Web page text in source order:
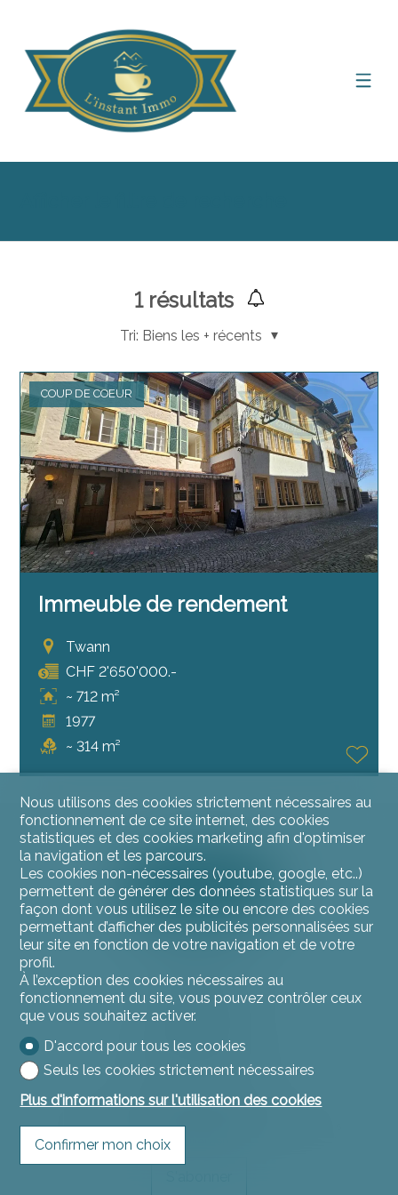
1résultats
Tri: Biens les + récents
COUP DE COEUR
Immeuble de rendement
Twann
CHF 2'650'000.-
~ 712 m²
1977
~ 314 m²
L'instant Immo
Rue du Jura 11
2900 Porrentruy
Tél. 032 466 53 53
Restez connecté
Ne laissez aucun bien vous échapper, inscrivez-vous
gratuitement.
Nous utilisons des cookies strictement nécessaires au
fonctionnement de ce site internet, des cookies
statistiques et des cookies marketing afin d'optimiser
la navigation et les parcours.
Les cookies non-nécessaires (youtube, google, etc..)
permettent de générer des données statistiques sur la
façon dont vous utilisez le site ou encore des cookies
permettant d’afficher des publicités personnalisées sur
leur site en fonction de votre navigation et de votre
profil.
À l’exception des cookies nécessaires au
fonctionnement du site, vous pouvez contrôler ceux
que vous souhaitez activer.
D'accord pour tous les cookies
Seuls les cookies strictement nécessaires
Plus d'informations sur l'utilisation des cookies
Confirmer mon choix